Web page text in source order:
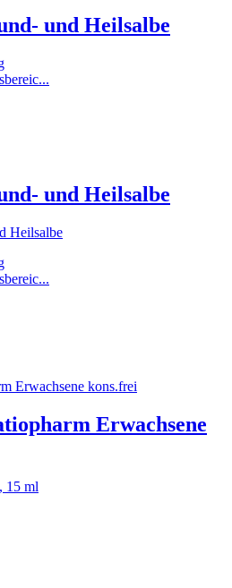
und Heilsalbe
und Heilsalbe
Erwachsene
15 ml